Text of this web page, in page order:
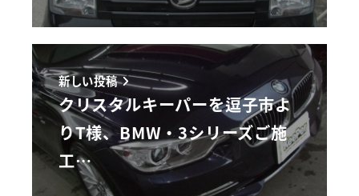
新しい投稿
クリスタルキーパーを逗子市よ
りT様、BMW・3シリーズご施
工…